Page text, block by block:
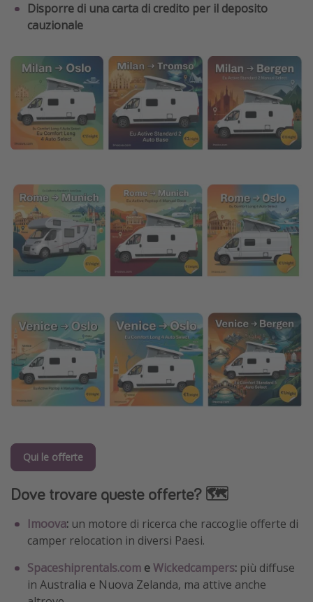
Disporre di una carta di credito per il deposito
cauzionale
Qui le offerte
Dove trovare queste offerte? 🗺️
Imoova: un motore di ricerca che raccoglie offerte di
camper relocation in diversi Paesi.
Spaceshiprentals.com eWickedcampers: più diffuse
in Australia e Nuova Zelanda, ma attive anche